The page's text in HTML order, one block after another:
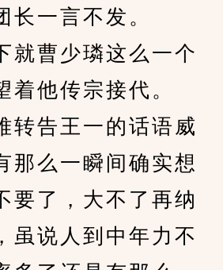
长一言不发。
曹少璘这么一个
着他传宗接代。
告王一的话语威
那么一瞬间确实想
要了，大不了再纳
虽说人到中年力不